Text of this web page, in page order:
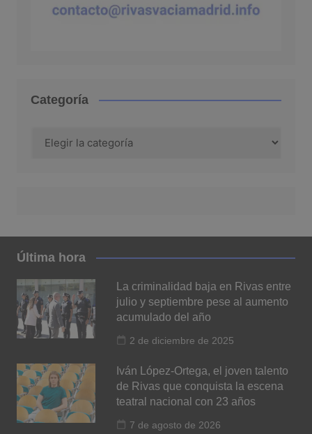
Categoría
Última hora
La criminalidad baja en Rivas entre
julio y septiembre pese al aumento
acumulado del año
2 de diciembre de 2025
Iván López-Ortega, el joven talento
de Rivas que conquista la escena
teatral nacional con 23 años
7 de agosto de 2026